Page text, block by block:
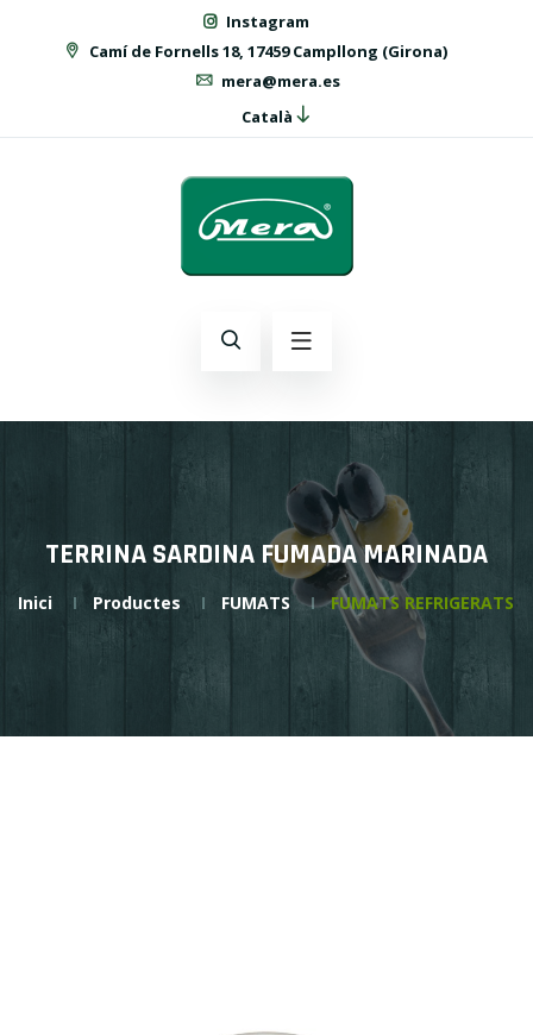
Instagram
Camí de Fornells 18, 17459 Campllong (Girona)
mera@mera.es
Català
TERRINA SARDINA FUMADA MARINADA
Inici Productes FUMATS FUMATS REFRIGERATS